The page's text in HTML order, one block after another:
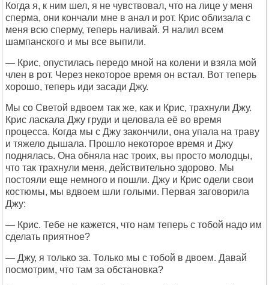
Когда я, к ним шел, я не чувствовал, что на лице у меня
сперма, они кончали мне в анал и рот. Крис облизала с
меня всю сперму, теперь наливай. Я налил всем
шампанского и мы все выпили.
— Крис, опустилась передо мной на колени и взяла мой
член в рот. Через некоторое время он встал. Вот теперь
хорошо, теперь иди засади Джу.
Мы со Светой вдвоем так же, как и Крис, трахнули Джу.
Крис ласкала Джу груди и целовала её во время
процесса. Когда мы с Джу закончили, она упала на траву
и тяжело дышала. Прошло некоторое время и Джу
поднялась. Она обняла нас троих, вы просто молодцы,
что так трахнули меня, действительно здорово. Мы
постояли еще немного и пошли. Джу и Крис одели свои
костюмы, мы вдвоем шли голыми. Первая заговорила
Джу:
— Крис. Тебе не кажется, что нам теперь с тобой надо им
сделать приятное?
— Джу, я только за. Только мы с тобой в двоем. Давай
посмотрим, что там за обстановка?